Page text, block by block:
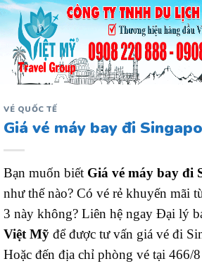
Bỏ
qua
dung
VÉ QUỐC TẾ
Giá vé máy bay đi
Bạn muốn biết Giá vé máy bay đi
như thế nào? Có vé rẻ khuyến mãi
3 này không? Liên hệ ngay Đại lý
Việt Mỹ để được tư vấn giá vé đi
Hoặc đến địa chỉ phòng vé tại 466/